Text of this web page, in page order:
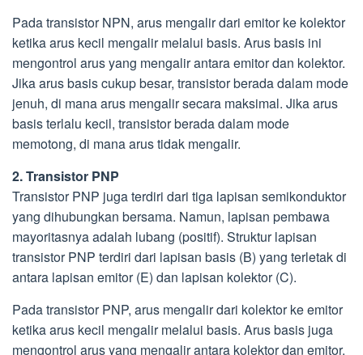
Pada transistor NPN, arus mengalir dari emitor ke kolektor
ketika arus kecil mengalir melalui basis. Arus basis ini
mengontrol arus yang mengalir antara emitor dan kolektor.
Jika arus basis cukup besar, transistor berada dalam mode
jenuh, di mana arus mengalir secara maksimal. Jika arus
basis terlalu kecil, transistor berada dalam mode
memotong, di mana arus tidak mengalir.
2. Transistor PNP
Transistor PNP juga terdiri dari tiga lapisan semikonduktor
yang dihubungkan bersama. Namun, lapisan pembawa
mayoritasnya adalah lubang (positif). Struktur lapisan
transistor PNP terdiri dari lapisan basis (B) yang terletak di
antara lapisan emitor (E) dan lapisan kolektor (C).
Pada transistor PNP, arus mengalir dari kolektor ke emitor
ketika arus kecil mengalir melalui basis. Arus basis juga
mengontrol arus yang mengalir antara kolektor dan emitor.